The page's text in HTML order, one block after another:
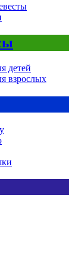
детей
взрослых